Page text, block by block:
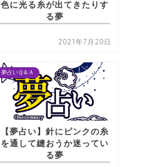
色に光る糸が出てきたりす
る夢
2021年7月20日
夢占いＱ＆Ａ
【夢占い】針にピンクの糸
を通して縫おうか迷ってい
る夢